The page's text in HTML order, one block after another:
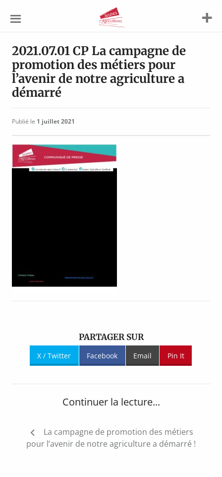
Agriculteurs
2021.07.01 CP La campagne de
promotion des métiers pour
l’avenir de notre agriculture a
démarré
Publié le 1 juillet 2021
PARTAGER SUR
X / Twitter Facebook Email Pin It
Continuer la lecture...
Navigation
de
La campagne de promotion des métiers
pour l’avenir de notre agriculture a démarré !